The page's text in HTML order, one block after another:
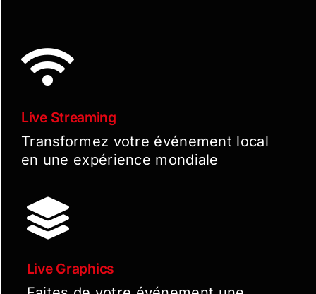
Live Streaming
Transformez votre événement local
en une expérience mondiale
Live Graphics